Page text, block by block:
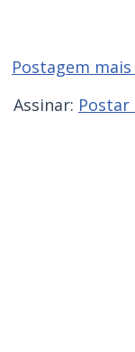
Postagem
Assinar: